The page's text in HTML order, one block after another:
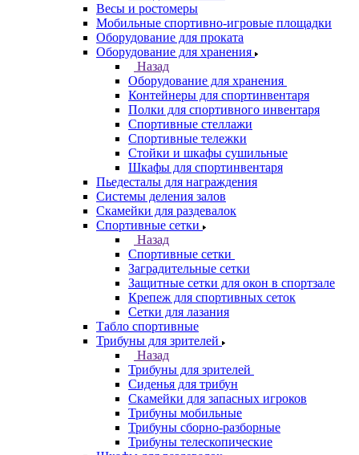
Весы и ростомеры
Мобильные спортивно-игровые площадки
Оборудование для проката
Оборудование для хранения
Назад
Оборудование для хранения
Контейнеры для спортинвентаря
Полки для спортивного инвентаря
Спортивные стеллажи
Спортивные тележки
Стойки и шкафы сушильные
Шкафы для спортинвентаря
Пьедесталы для награждения
Системы деления залов
Скамейки для раздевалок
Спортивные сетки
Назад
Спортивные сетки
Заградительные сетки
Защитные сетки для окон в спортзале
Крепеж для спортивных сеток
Сетки для лазания
Табло спортивные
Трибуны для зрителей
Назад
Трибуны для зрителей
Сиденья для трибун
Скамейки для запасных игроков
Трибуны мобильные
Трибуны сборно-разборные
Трибуны телескопические